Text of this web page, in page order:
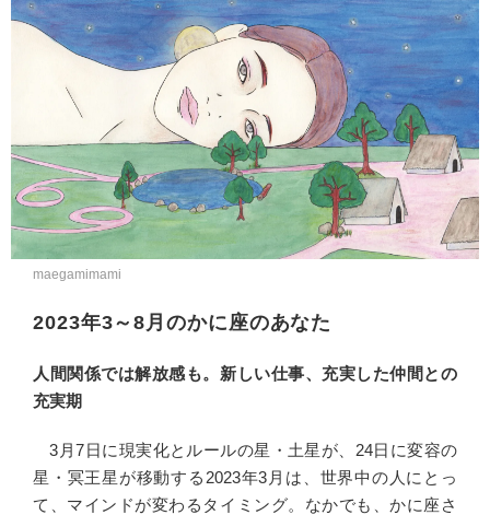
maegamimami
2023年3～8月のかに座のあなた
人間関係では解放感も。新しい仕事、充実した仲間との
充実期
3月7日に現実化とルールの星・土星が、24日に変容の
星・冥王星が移動する2023年3月は、世界中の人にとっ
て、マインドが変わるタイミング。なかでも、かに座さ